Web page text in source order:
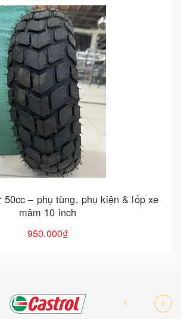
ga 50 - chủng loại , thông số và giá
tham khảo
450.000₫
Cho vào giỏ hàng